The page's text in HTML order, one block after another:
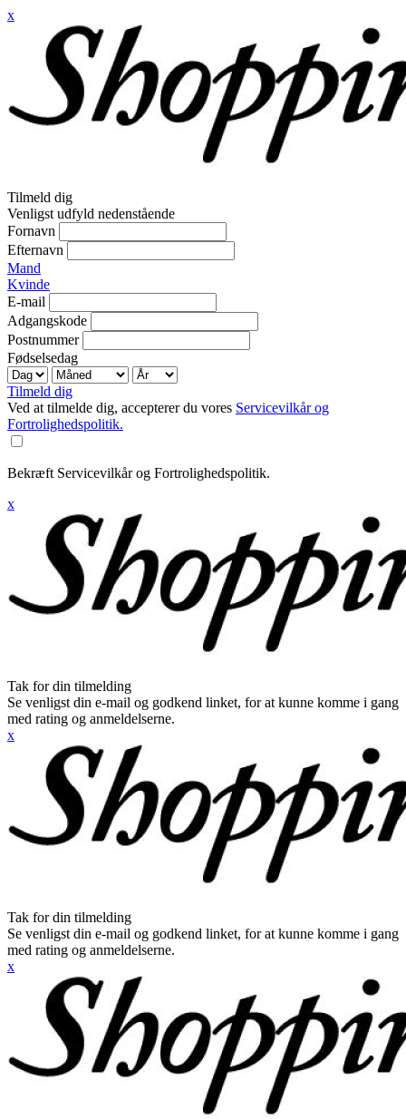
x
Tilmeld dig
Venligst udfyld nedenstående
Fornavn
Efternavn
Mand
Kvinde
E-mail
Adgangskode
Postnummer
Fødselsedag
Tilmeld dig
Ved at tilmelde dig, accepterer du vores Servicevilkår og
Fortrolighedspolitik.
Bekræft Servicevilkår og Fortrolighedspolitik.
x
Tak for din tilmelding
Se venligst din e-mail og godkend linket, for at kunne komme i gang
med rating og anmeldelserne.
x
Tak for din tilmelding
Se venligst din e-mail og godkend linket, for at kunne komme i gang
med rating og anmeldelserne.
x